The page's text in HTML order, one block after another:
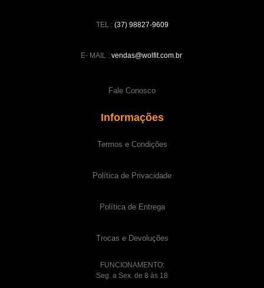
TEL : (37) 98827-9609
E- MAIL : vendas@wolfit.com.br
Fale Conosco
Informações
Termos e Condições
Política de Privacidade
Política de Entrega
Trocas e Devoluções
FUNCIONAMENTO:
Seg. a Sex. de 8 às 18